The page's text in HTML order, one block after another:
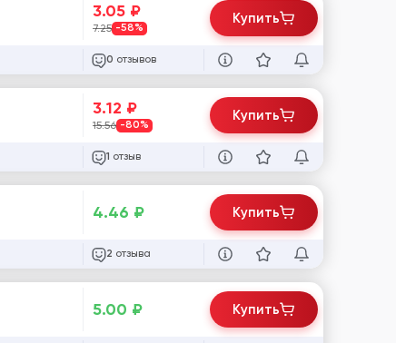
3.05 ₽
7.25 -58%
0 отзывов
Купить
3.12 ₽
15.56 -80%
1 отзыв
Купить
4.46 ₽
2 отзыва
Купить
5.00 ₽ Купить